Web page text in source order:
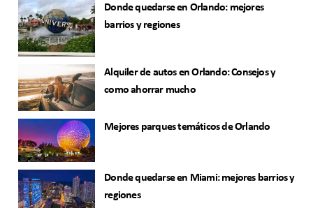
Donde quedarse en Orlando: mejores
barrios y regiones
Alquiler de autos en Orlando: Consejos y
como ahorrar mucho
Mejores parques temáticos de Orlando
Donde quedarse en Miami: mejores barrios y
regiones